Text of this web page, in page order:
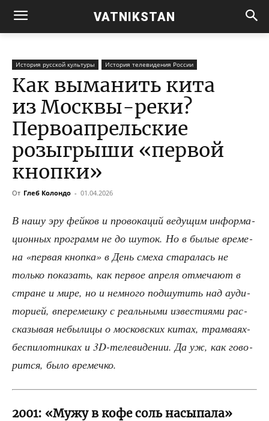
VATNIKSTAN
История русской культуры История телевидения России
Как выманить кита
из Москвы-реки?
Первоапрельские
розыгрыши «первой
кнопки»
От Глеб Колондо - 01.04.2026
В нашу эру фей­ков и про­во­ка­ций веду­щим инфор­ма­
ци­он­ных про­грамм не до шуток. Но в былые вре­ме­
на «пер­вая кноп­ка» в День сме­ха ста­ра­лась не
толь­ко пока­зать, как пер­вое апре­ля отме­ча­ют в
стране и мире, но и немно­го под­шу­тить над ауди­
то­ри­ей, впе­ре­меш­ку с реаль­ны­ми изве­сти­я­ми рас­
ска­зы­вая небы­ли­цы о мос­ков­ских китах, трам­ва­ях-
бес­пи­лот­ни­ках и 3D-теле­ви­де­нии. Да уж, как гово­
рит­ся, было времечко.
2001: «Мужу в кофе соль насыпала»